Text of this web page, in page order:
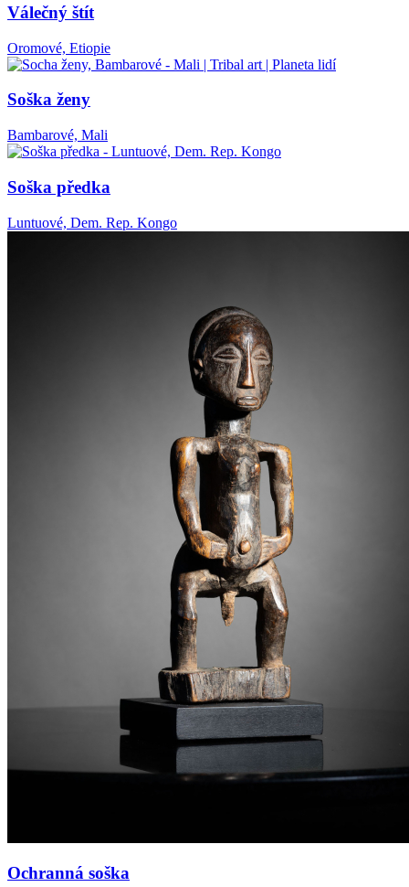
Válečný štít
Oromové, Etiopie
Soška ženy
Bambarové, Mali
Soška předka
Luntuové, Dem. Rep. Kongo
Ochranná soška